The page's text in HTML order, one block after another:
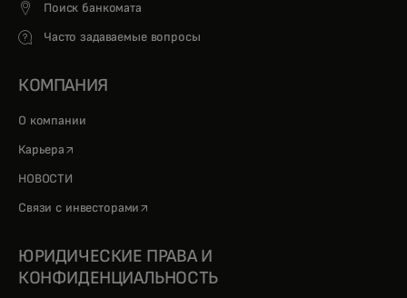
Поиск банкомата
Часто задаваемые вопросы
КОМПАНИЯ
О компании
Карьера opens in a new tab
НОВОСТИ
Связи с инвесторами opens in a new tab
ЮРИДИЧЕСКИЕ ПРАВА И
КОНФИДЕНЦИАЛЬНОСТЬ